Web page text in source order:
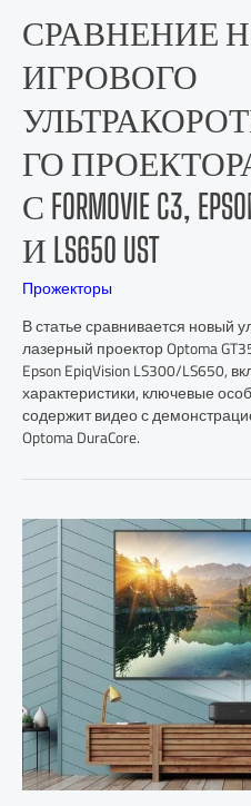
СРАВНЕНИЕ
ИГРОВОГО
ГО ПРОЕКТОРА
С FORMOVIE C3,
И LS650 UST
Прожекторы
В статье сравнивается новый
лазерный проектор Optoma
Epson EpiqVision LS300/LS650,
характеристики, ключевые
содержит видео с
Optoma DuraCore.